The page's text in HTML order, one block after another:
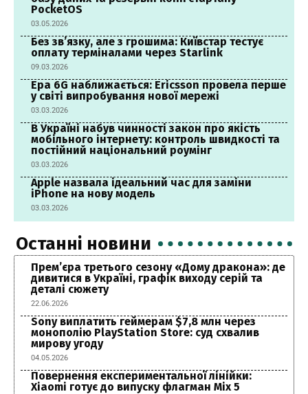
PocketOS
03.05.2026
Без зв’язку, але з грошима: Київстар тестує
оплату терміналами через Starlink
09.03.2026
Ера 6G наближається: Ericsson провела перше
у світі випробування нової мережі
03.03.2026
В Україні набув чинності закон про якість
мобільного інтернету: контроль швидкості та
постійний національний роумінг
03.03.2026
Apple назвала ідеальний час для заміни
iPhone на нову модель
03.03.2026
Останні новини
Прем’єра третього сезону «Дому дракона»: де
дивитися в Україні, графік виходу серій та
деталі сюжету
22.06.2026
Sony виплатить геймерам $7,8 млн через
монополію PlayStation Store: суд схвалив
мирову угоду
04.05.2026
Повернення експериментальної лінійки:
Xiaomi готує до випуску флагман Mix 5